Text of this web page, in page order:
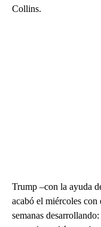
Collins.
Trump –con la ayuda
acabó el miércoles con
semanas